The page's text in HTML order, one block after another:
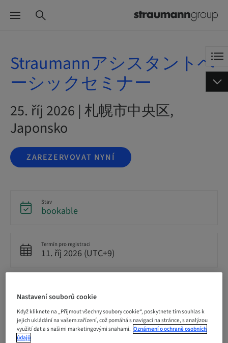
Straumannアシスタントベ
ーシックセミナー
25. říj 2026 | 札幌市中央区,
Japonsko
ZAREZERVOVAT NYNÍ
Stav
bookable
Termín pro registraci
11. říj 2026 (UTC+9)
JPY 5000.00
Jazyk
Nastavení souborů cookie
Když kliknete na „Přijmout všechny soubory cookie“, poskytnete tím souhlas k
jejich ukládání na vašem zařízení, což pomáhá s navigací na stránce, s analýzou
využití dat a s našimi marketingovými snahami. Oznámení o ochraně osobních
údajů